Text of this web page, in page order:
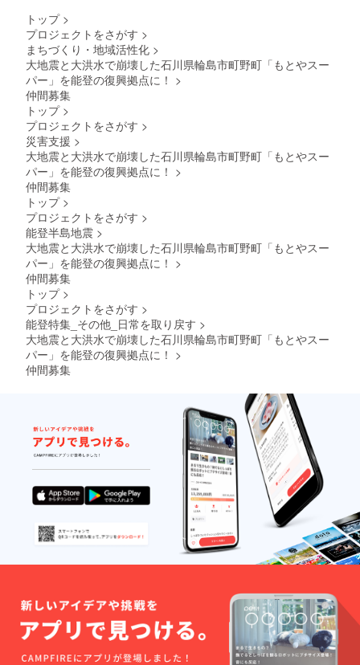
トップ >
プロジェクトをさがす >
まちづくり・地域活性化 >
大地震と大洪水で崩壊した石川県輪島市町野町「もとやスー
パー」を能登の復興拠点に！ >
仲間募集
トップ >
プロジェクトをさがす >
災害支援 >
大地震と大洪水で崩壊した石川県輪島市町野町「もとやスー
パー」を能登の復興拠点に！ >
仲間募集
トップ >
プロジェクトをさがす >
能登半島地震 >
大地震と大洪水で崩壊した石川県輪島市町野町「もとやスー
パー」を能登の復興拠点に！ >
仲間募集
トップ >
プロジェクトをさがす >
能登特集_その他_日常を取り戻す >
大地震と大洪水で崩壊した石川県輪島市町野町「もとやスー
パー」を能登の復興拠点に！ >
仲間募集